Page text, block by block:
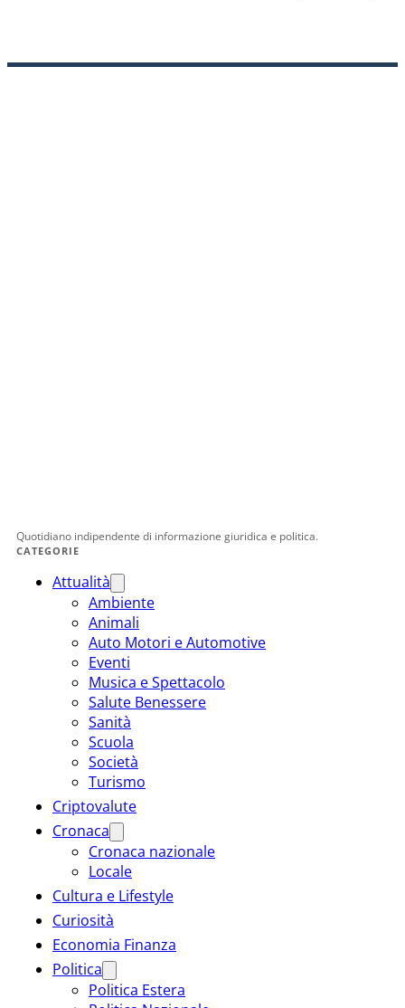
Quotidiano indipendente di informazione giuridica e politica.
CATEGORIE
Attualità
Ambiente
Animali
Auto Motori e Automotive
Eventi
Musica e Spettacolo
Salute Benessere
Sanità
Scuola
Società
Turismo
Criptovalute
Cronaca
Cronaca nazionale
Locale
Cultura e Lifestyle
Curiosità
Economia Finanza
Politica
Politica Estera